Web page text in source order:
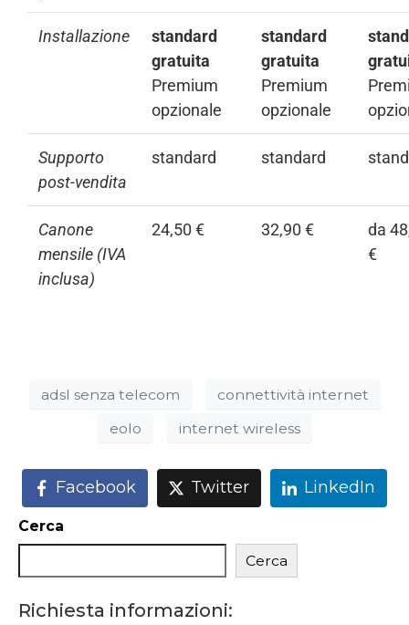
Installazione
standard
gratuita
Premium
opzionale
standard
gratuita
Premium
opzionale
Supporto
post-vendita
standard standard
Canone
mensile (IVA
inclusa)
24,50 € 32,90 €
da
€
adsl senza telecom
connettività internet
eolo
internet wireless
Facebook Twitter LinkedIn
Cerca
Cerca
Richiesta informazioni: